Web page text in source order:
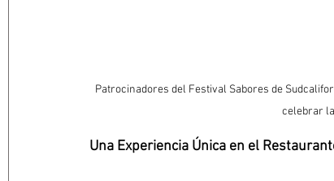
Patrocinadores del Festival Sabores de
celebrar
Una Experiencia Única en el